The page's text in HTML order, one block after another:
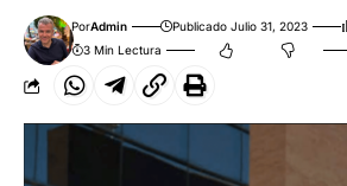
PorAdmin Publicado Julio 31, 2023
3 Min Lectura